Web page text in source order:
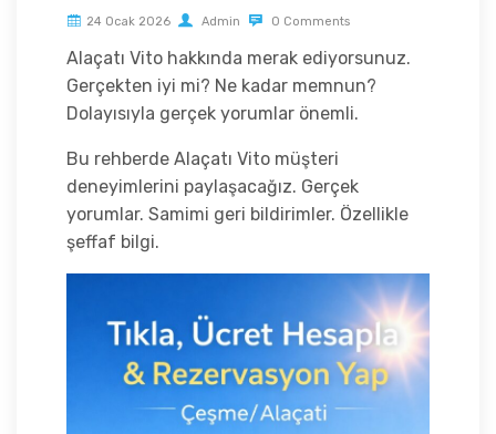
24 Ocak 2026 Admin 0 Comments
Alaçatı Vito hakkında merak ediyorsunuz.
Gerçekten iyi mi? Ne kadar memnun?
Dolayısıyla gerçek yorumlar önemli.
Bu rehberde Alaçatı Vito müşteri
deneyimlerini paylaşacağız. Gerçek
yorumlar. Samimi geri bildirimler. Özellikle
şeffaf bilgi.